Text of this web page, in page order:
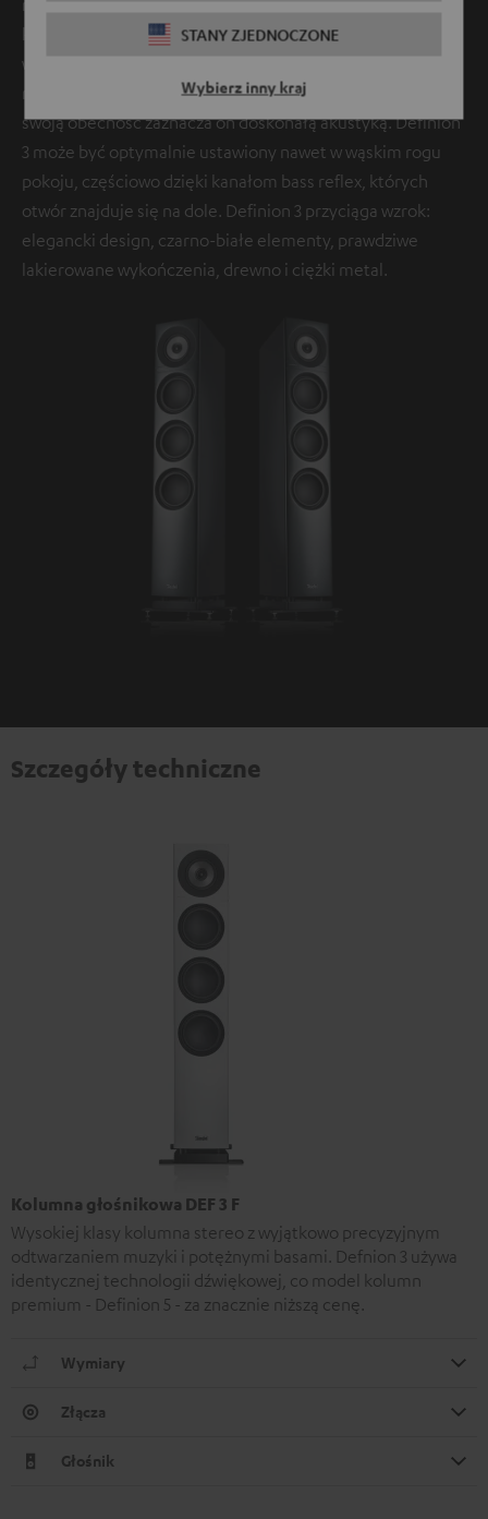
STANY ZJEDNOCZONE
Wybierz inny kraj
kolumny, który dyskretnie wpasowuje się w nowoczesne
wnętrza. W dzisiejszych czasach wysokiej klasy głośnik nie
musi już dominować w pomieszczeniu swoim kształtem –
swoją obecność zaznacza on doskonałą akustyką. Definion
3 może być optymalnie ustawiony nawet w wąskim rogu
pokoju, częściowo dzięki kanałom bass reflex, których
otwór znajduje się na dole. Definion 3 przyciąga wzrok:
elegancki design, czarno-białe elementy, prawdziwe
lakierowane wykończenia, drewno i ciężki metal.
Szczegóły techniczne
Kolumna głośnikowa DEF 3 F
Wysokiej klasy kolumna stereo z wyjątkowo precyzyjnym
odtwarzaniem muzyki i potężnymi basami. Defnion 3 używa
identycznej technologii dźwiękowej, co model kolumn
premium - Definion 5 - za znacznie niższą cenę.
Wymiary
Złącza
Głośnik